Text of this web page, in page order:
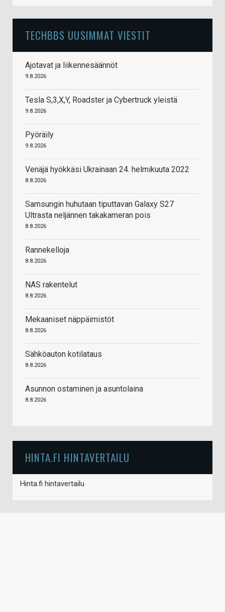
TECHBBS UUSIMMAT VIESTIT
Ajotavat ja liikennesäännöt
9.8.2026
Tesla S,3,X,Y, Roadster ja Cybertruck yleistä
9.8.2026
Pyöräily
9.8.2026
Venäjä hyökkäsi Ukrainaan 24. helmikuuta 2022
8.8.2026
Samsungin huhutaan tiputtavan Galaxy S27
Ultrasta neljännen takakameran pois
8.8.2026
Rannekelloja
8.8.2026
NAS rakentelut
8.8.2026
Mekaaniset näppäimistöt
8.8.2026
Sähköauton kotilataus
8.8.2026
Asunnon ostaminen ja asuntolaina
8.8.2026
HINTA.FI HINTAVERTAILU
Hinta.fi hintavertailu